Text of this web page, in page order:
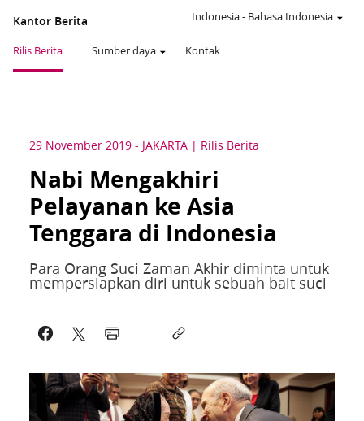
Kantor Berita
Rilis Berita Sumber daya Kontak
Indonesia- Bahasa Indonesia
29 November 2019 - JAKARTA Rilis Berita
Nabi Mengakhiri
Pelayanan ke Asia
Tenggara di Indonesia
Para Orang Suci Zaman Akhir diminta untuk
mempersiapkan diri untuk sebuah bait suci